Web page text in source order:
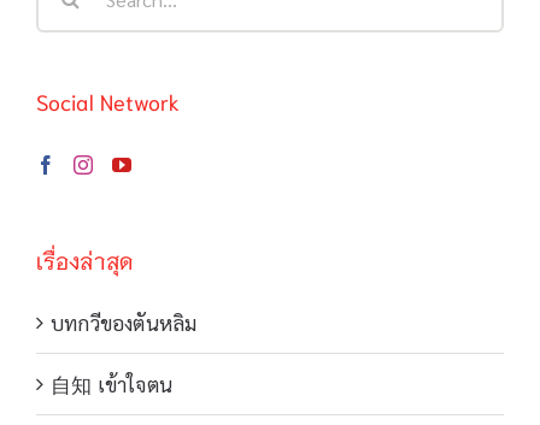
Social Network
เรื่องล่าสุด
บทกวีของตันหลิม
自知 เข้าใจตน